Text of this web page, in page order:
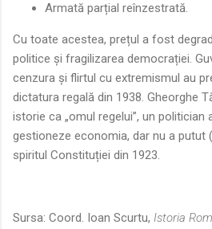
Armată parțial reînzestrată.
Cu toate acestea, prețul a fost
politice și fragilizarea democrației.
cenzura și flirtul cu extremismul au
dictatura regală din 1938. Gheorghe
istorie ca „omul regelui”, un politician
gestioneze economia, dar nu a putut
spiritul Constituției din 1923.
Sursa: Coord. Ioan Scurtu, Istoria